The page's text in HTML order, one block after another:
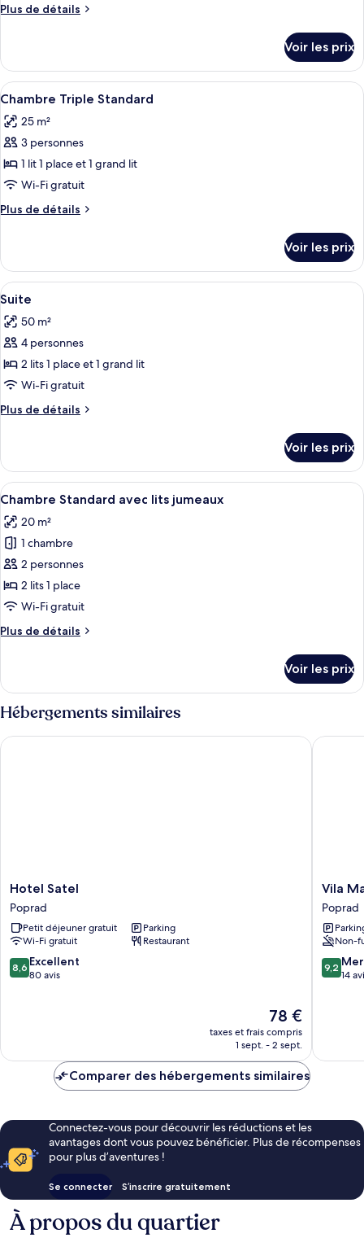
chambre :
Standard
Plus de détails
Plus
le
type
de
Chambre
Double
Voir les prix
Afficher
toutes
les
photos
pour
ce
type
de
Chambre
Triple
Standard
Une chambre d’hôtel avec deux lits,
8
Chambre Triple Standard
25 m²
3 personnes
1 lit 1 place et 1 grand lit
Wi-Fi gratuit
Plus de détails
Plus
le
type
de
Chambre
Triple
Voir les prix
Afficher
toutes
les
photos
pour
ce
type
de
Suite
Un lit bien fait, avec une literie à
22
Suite
50 m²
4 personnes
2 lits 1 place et 1 grand lit
Wi-Fi gratuit
Plus de détails
Plus
le
type
de
Suite
Voir les prix
Afficher
toutes
les
photos
pour
ce
type
chambre :
avec
lits
jumeaux
Une chambre moderne et
6
Chambre Standard avec lits jumeaux
20 m²
1 chambre
2 personnes
2 lits 1 place
Wi-Fi gratuit
Plus de détails
Plus
le
type
de
chambre
Chambre
Voir les prix
Hébergements similaires
Hotel
Satel
Poprad
Hotel Satel
Poprad
Petit déjeuner gratuit
Parking
Wi-Fi gratuit
Restaurant
8.6
sur
8,6 Excellent
80 avis
Le
nouveau
prix
de
78 €
taxes et frais compris
1 sept. - 2 sept.
Hotel Satel
Vila
Martina
Poprad
Vila
Poprad
Non-
9.2
sur
9,2
14
Vila
Comparer des hébergements similaires
Connectez-vous pour découvrir les réductions et les
avantages dont vous pouvez bénéficier. Plus de récompenses
pour plus d’aventures !
Se connecter S’inscrire gratuitement
À propos du quartier